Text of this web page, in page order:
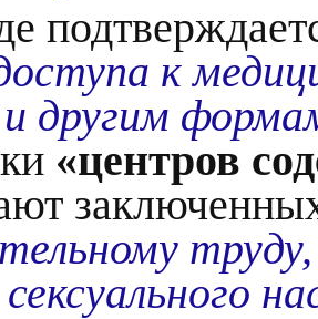
к
другим
«центров